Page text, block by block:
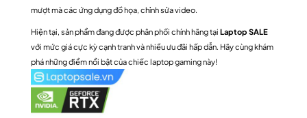
mượt mà các ứng dụng đồ họa, chỉnh sửa video.
Hiện tại, sản phẩm đang được phân phối chính hãng tại Laptop SALE
với mức giá cực kỳ cạnh tranh và nhiều ưu đãi hấp dẫn. Hãy cùng khám
phá những điểm nổi bật của chiếc laptop gaming này!